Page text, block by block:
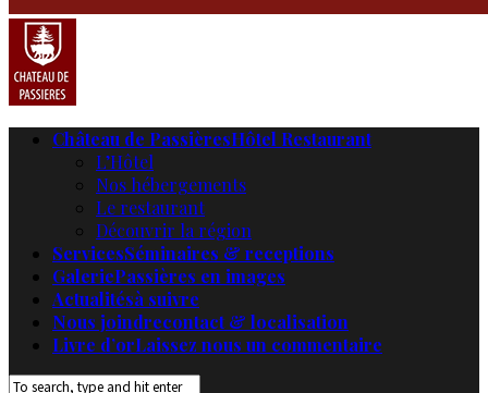
Château de PassièresHôtel Restaurant
L’Hôtel
Nos hébergements
Le restaurant
Découvrir la région
ServicesSéminaires & receptions
GaleriePassières en images
Actualitésà suivre
Nous joindrecontact & localisation
Livre d’orLaissez nous un commentaire